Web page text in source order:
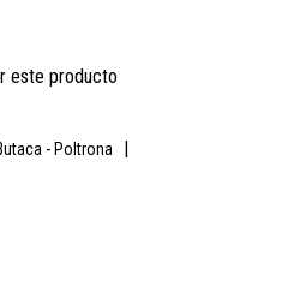
este producto
- Poltrona |